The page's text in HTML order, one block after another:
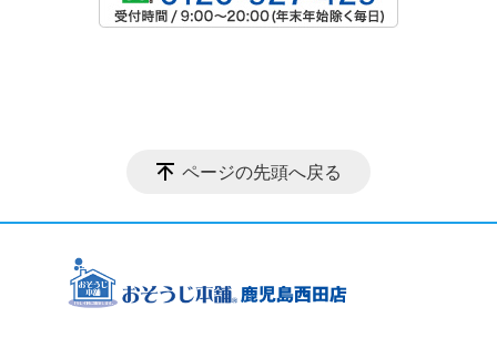
ページの先頭へ戻る